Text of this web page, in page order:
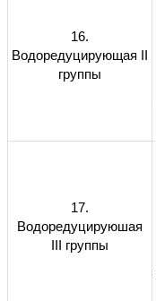
16.
Водоредуцирующая II
группы
17.
Водоредуцируюшая
III группы